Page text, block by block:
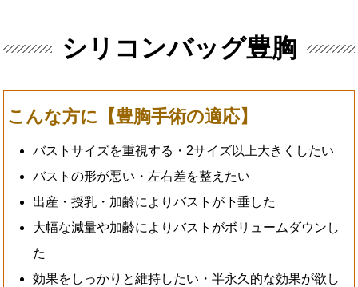
シリコンバッグ豊胸
こんな方に【豊胸手術の適応】
バストサイズを重視する・2サイズ以上大きくしたい
バストの形が悪い・左右差を整えたい
出産・授乳・加齢によりバストが下垂した
大幅な減量や加齢によりバストがボリュームダウンし
た
効果をしっかりと維持したい・半永久的な効果が欲し